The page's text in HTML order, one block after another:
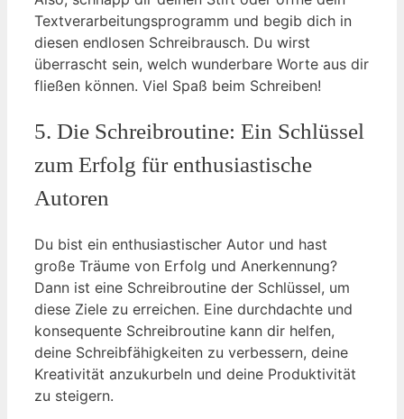
Textverarbeitungsprogramm und begib dich in
diesen endlosen Schreibrausch. Du wirst
überrascht sein, welch wunderbare Worte aus dir
fließen können. Viel Spaß beim Schreiben!
5. Die Schreibroutine: Ein Schlüssel
zum Erfolg für enthusiastische
Autoren
Du bist ein enthusiastischer Autor und hast
große Träume von Erfolg und Anerkennung?
Dann ist eine Schreibroutine der Schlüssel, um
diese Ziele zu erreichen. Eine durchdachte und
konsequente Schreibroutine kann dir helfen,
deine Schreibfähigkeiten zu verbessern, deine
Kreativität anzukurbeln und deine Produktivität
zu steigern.